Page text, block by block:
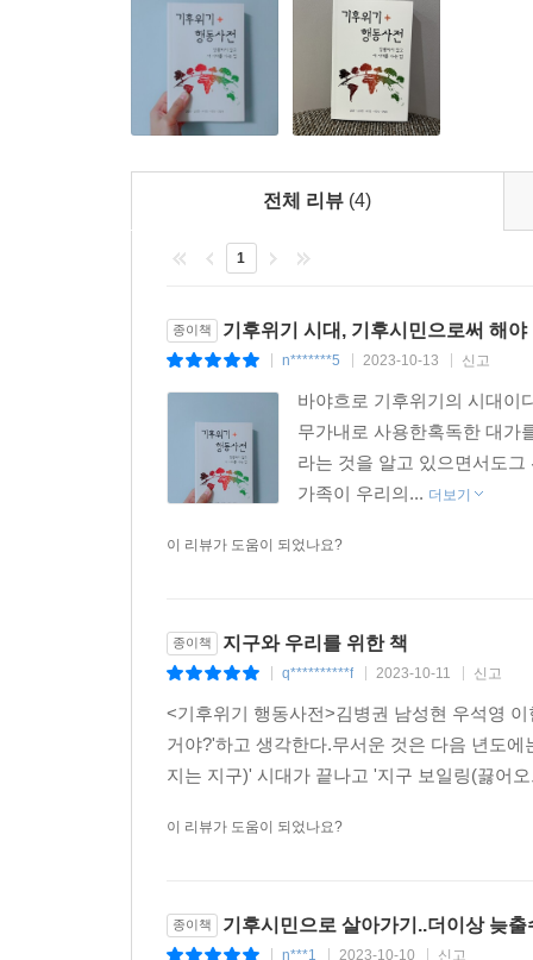
전체 리뷰 (4)
1
종이책 기후위기 시대, 기후시민으로써 해
n*******5 2023-10-13 신고
바야흐로 기후위기의 시대이
무가내로 사용한혹독한 대가
라는 것을 알고 있으면서도
가족이 우리의... 더보기
이 리뷰가 도움이 되었나요?
종이책 지구와 우리를 위한 책
q**********f 2023-10-11 신고
<기후위기 행동사전>김병권 남성현 우석영
거야?'하고 생각한다.무서운 것은 다음 년도
지는 지구)' 시대가 끝나고 '지구 보일링(끓어
이 리뷰가 도움이 되었나요?
종이책 기후시민으로 살아가기..더이상 늦출
n***1 2023-10-10 신고